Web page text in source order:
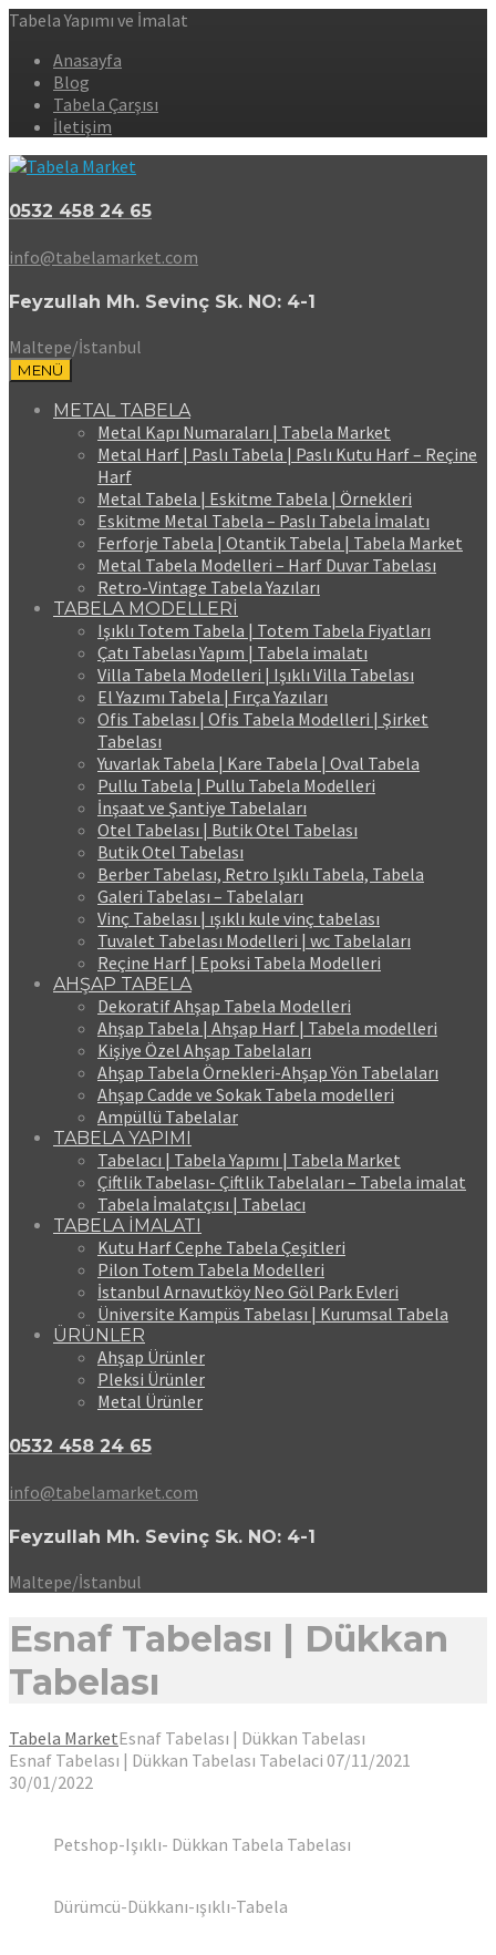
Tabela Yapımı ve İmalat
Anasayfa
Blog
Tabela Çarşısı
İletişim
0532 458 24 65
info@tabelamarket.com
Feyzullah Mh. Sevinç Sk. NO: 4-1
Maltepe/İstanbul
MENÜ
METAL TABELA
Metal Kapı Numaraları | Tabela Market
Metal Harf | Paslı Tabela | Paslı Kutu Harf – Reçine
Harf
Metal Tabela | Eskitme Tabela | Örnekleri
Eskitme Metal Tabela – Paslı Tabela İmalatı
Ferforje Tabela | Otantik Tabela | Tabela Market
Metal Tabela Modelleri – Harf Duvar Tabelası
Retro-Vintage Tabela Yazıları
TABELA MODELLERİ
Işıklı Totem Tabela | Totem Tabela Fiyatları
Çatı Tabelası Yapım | Tabela imalatı
Villa Tabela Modelleri | Işıklı Villa Tabelası
El Yazımı Tabela | Fırça Yazıları
Ofis Tabelası | Ofis Tabela Modelleri | Şirket
Tabelası
Yuvarlak Tabela | Kare Tabela | Oval Tabela
Pullu Tabela | Pullu Tabela Modelleri
İnşaat ve Şantiye Tabelaları
Otel Tabelası | Butik Otel Tabelası
Butik Otel Tabelası
Berber Tabelası, Retro Işıklı Tabela, Tabela
Galeri Tabelası – Tabelaları
Vinç Tabelası | ışıklı kule vinç tabelası
Tuvalet Tabelası Modelleri | wc Tabelaları
Reçine Harf | Epoksi Tabela Modelleri
AHŞAP TABELA
Dekoratif Ahşap Tabela Modelleri
Ahşap Tabela | Ahşap Harf | Tabela modelleri
Kişiye Özel Ahşap Tabelaları
Ahşap Tabela Örnekleri-Ahşap Yön Tabelaları
Ahşap Cadde ve Sokak Tabela modelleri
Ampüllü Tabelalar
TABELA YAPIMI
Tabelacı | Tabela Yapımı | Tabela Market
Çiftlik Tabelası- Çiftlik Tabelaları – Tabela imalat
Tabela İmalatçısı | Tabelacı
TABELA İMALATI
Kutu Harf Cephe Tabela Çeşitleri
Pilon Totem Tabela Modelleri
İstanbul Arnavutköy Neo Göl Park Evleri
Üniversite Kampüs Tabelası | Kurumsal Tabela
ÜRÜNLER
Ahşap Ürünler
Pleksi Ürünler
Metal Ürünler
0532 458 24 65
info@tabelamarket.com
Feyzullah Mh. Sevinç Sk. NO: 4-1
Maltepe/İstanbul
Esnaf Tabelası | Dükkan
Tabelası
Tabela MarketEsnaf Tabelası | Dükkan Tabelası
Esnaf Tabelası | Dükkan Tabelası Tabelaci 07/11/2021
30/01/2022
Petshop-Işıklı- Dükkan Tabela Tabelası
Dürümcü-Dükkanı-ışıklı-Tabela